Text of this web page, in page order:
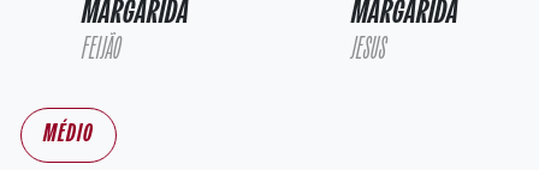
MARGARIDA
FEIJÃO
MARGARIDA
JESUS
MÉDIO